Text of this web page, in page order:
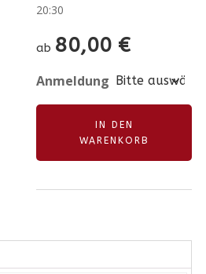
20:30
ab 80,00 €
Anmeldung
Salsa
Mittelstufe
IN DEN
WARENKORB
l
r